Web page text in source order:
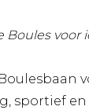
Boules voor
sportief